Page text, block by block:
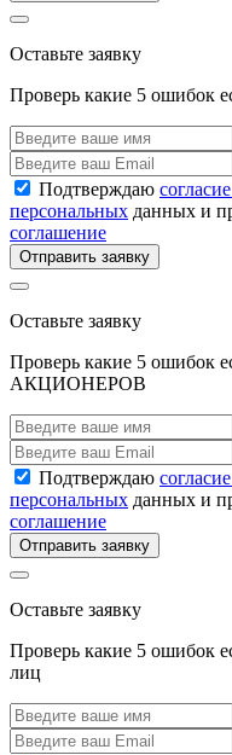
Оставьте заявку
Проверь какие 5 ошибок
Подтверждаю
персональных данных и
соглашение
Отправить заявку
Оставьте заявку
Проверь какие 5 ошибок
АКЦИОНЕРОВ
Подтверждаю
персональных данных и
соглашение
Отправить заявку
Оставьте заявку
Проверь какие 5 ошибок
лиц